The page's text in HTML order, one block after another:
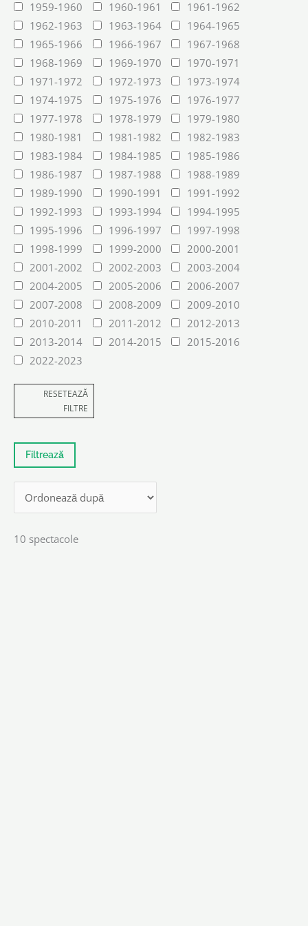
1959-1960
1960-1961
1961-1962
1962-1963
1963-1964
1964-1965
1965-1966
1966-1967
1967-1968
1968-1969
1969-1970
1970-1971
1971-1972
1972-1973
1973-1974
1974-1975
1975-1976
1976-1977
1977-1978
1978-1979
1979-1980
1980-1981
1981-1982
1982-1983
1983-1984
1984-1985
1985-1986
1986-1987
1987-1988
1988-1989
1989-1990
1990-1991
1991-1992
1992-1993
1993-1994
1994-1995
1995-1996
1996-1997
1997-1998
1998-1999
1999-2000
2000-2001
2001-2002
2002-2003
2003-2004
2004-2005
2005-2006
2006-2007
2007-2008
2008-2009
2009-2010
2010-2011
2011-2012
2012-2013
2013-2014
2014-2015
2015-2016
2022-2023
RESETEAZĂ
FILTRE
10 spectacole